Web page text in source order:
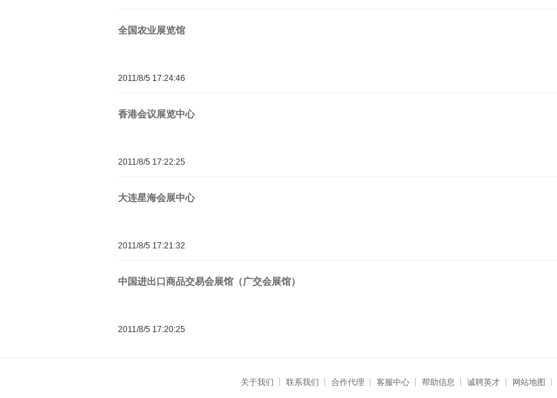
全国农业展览馆
2011/8/5 17:24:46
香港会议展览中心
2011/8/5 17:22:25
大连星海会展中心
2011/8/5 17:21:32
中国进出口商品交易会展馆（广交会展馆）
2011/8/5 17:20:25
关于我们 ┊ 联系我们 ┊ 合作代理 ┊ 客服中心┊ 帮助信息 ┊ 诚聘英才┊ 网站地图 ┊